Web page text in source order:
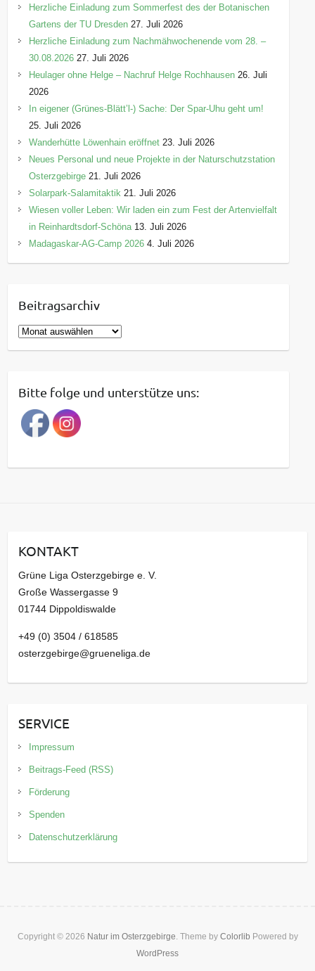
Herzliche Einladung zum Sommerfest des der Botanischen
Gartens der TU Dresden 27. Juli 2026
Herzliche Einladung zum Nachmähwochenende vom 28. –
30.08.2026 27. Juli 2026
Heulager ohne Helge – Nachruf Helge Rochhausen 26. Juli
2026
In eigener (Grünes-Blätt’l-) Sache: Der Spar-Uhu geht um!
25. Juli 2026
Wanderhütte Löwenhain eröffnet 23. Juli 2026
Neues Personal und neue Projekte in der Naturschutzstation
Osterzgebirge 21. Juli 2026
Solarpark-Salamitaktik 21. Juli 2026
Wiesen voller Leben: Wir laden ein zum Fest der Artenvielfalt
in Reinhardtsdorf-Schöna 13. Juli 2026
Madagaskar-AG-Camp 2026 4. Juli 2026
Beitragsarchiv
B
e
r
a
g
a
v
Bitte folge und unterstütze uns:
KONTAKT
Grüne Liga Osterzgebirge e. V.
Große Wassergasse 9
01744 Dippoldiswalde
+49 (0) 3504 / 618585
osterzgebirge@grueneliga.de
SERVICE
Impressum
Beitrags-Feed (RSS)
Förderung
Spenden
Datenschutzerklärung
Copyright © 2026 Natur im Osterzgebirge. Theme by Colorlib Powered by
WordPress